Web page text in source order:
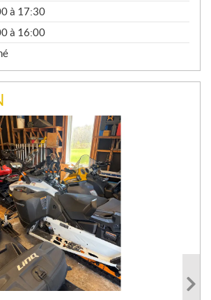
à 17:30
à 16:00